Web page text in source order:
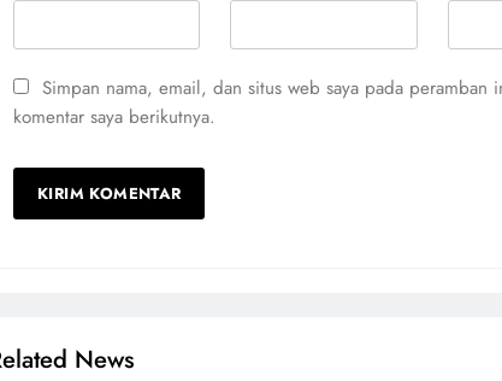
Simpan nama, email, dan situs web saya pada peramban
komentar saya berikutnya.
News